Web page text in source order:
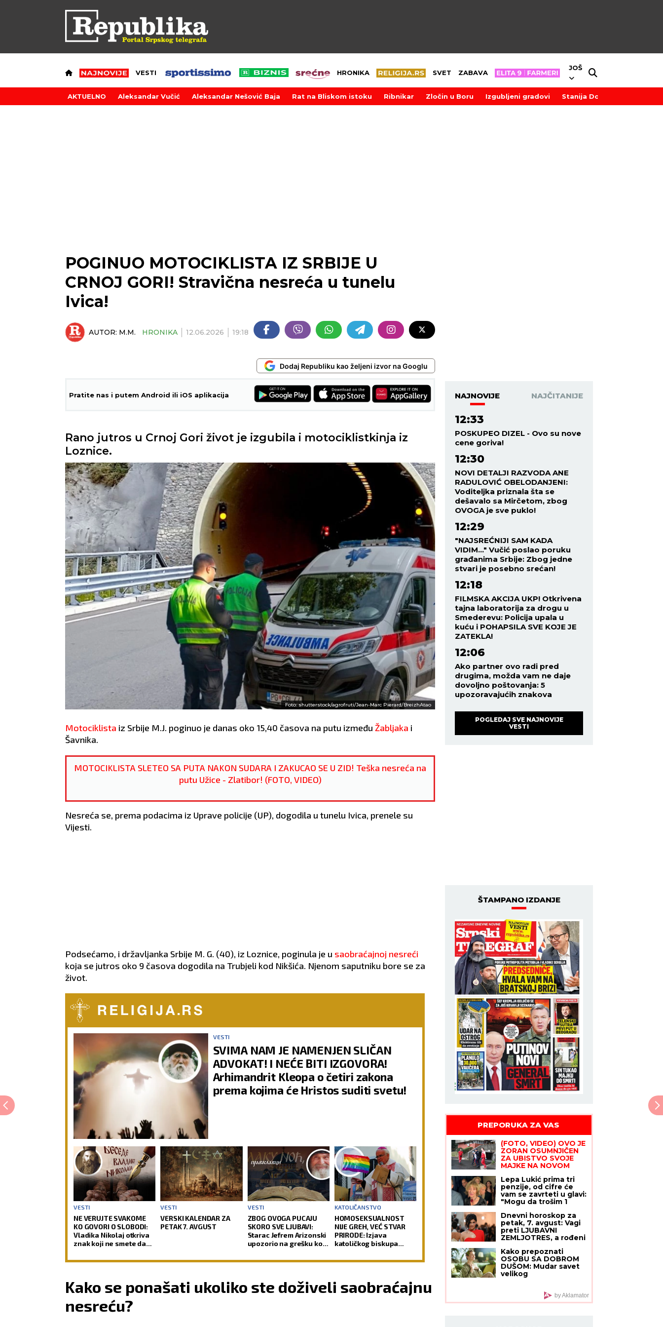
VESTI HRONIKA SVET ZABAVA
JOŠ
AKTUELNO Aleksandar Vučić Aleksandar Nešović Baja Rat na Bliskom istoku Ribnikar Zločin u Boru Izgubljeni gradovi Stanija Dobrojević
POGINUO MOTOCIKLISTA IZ SRBIJE U
CRNOJ GORI! Stravična nesreća u tunelu
Ivica!
AUTOR: M.M. HRONIKA 12.06.2026 19:18
Dodaj Republiku kao željeni izvor na Googlu
Pratite nas i putem Android ili iOS aplikacija
Rano jutros u Crnoj Gori život je izgubila i motociklistkinja iz
Loznice.
Foto: shutterstock/agrofruti/Jean-Marc Pierard/BreizhAtao
Motociklista iz Srbije M.J. poginuo je danas oko 15,40 časova na putu između Žabljaka i
Šavnika.
MOTOCIKLISTA SLETEO SA PUTA NAKON SUDARA I ZAKUCAO SE U ZID! Teška nesreća na
putu Užice - Zlatibor! (FOTO, VIDEO)
Nesreća se, prema podacima iz Uprave policije (UP), dogodila u tunelu Ivica, prenele su
Vijesti.
Podsećamo, i državljanka Srbije M. G. (40), iz Loznice, poginula je u saobraćajnoj nesreći
koja se jutros oko 9 časova dogodila na Trubjeli kod Nikšića. Njenom saputniku bore se za
život.
VESTI
SVIMA NAM JE NAMENJEN SLIČAN
ADVOKAT! I NEĆE BITI IZGOVORA!
Arhimandrit Kleopa o četiri zakona
prema kojima će Hristos suditi svetu!
VESTI
NE VERUJTE SVAKOME
KO GOVORI O SLOBODI:
Vladika Nikolaj otkriva
znak koji ne smete da
VESTI
VERSKI KALENDAR ZA
PETAK 7. AVGUST
VESTI
ZBOG OVOGA PUCAJU
SKORO SVE LJUBAVI:
Starac Jefrem Arizonski
upozorio na grešku koju
KATOLIČANSTVO
HOMOSEKSUALNOST
NIJE GREH, VEĆ STVAR
PRIRODE: Izjava
katoličkog biskupa
Kako se ponašati ukoliko ste doživeli saobraćajnu
nesreću?
NAJNOVIJE NAJČITANIJE
12:33
POSKUPEO DIZEL - Ovo su nove
cene goriva!
12:30
NOVI DETALJI RAZVODA ANE
RADULOVIĆ OBELODANJENI:
Voditeljka priznala šta se
dešavalo sa Mirčetom, zbog
OVOGA je sve puklo!
12:29
"NAJSREĆNIJI SAM KADA
VIDIM..." Vučić poslao poruku
građanima Srbije: Zbog jedne
stvari je posebno srećan!
12:18
FILMSKA AKCIJA UKP! Otkrivena
tajna laboratorija za drogu u
Smederevu: Policija upala u
kuću i POHAPSILA SVE KOJE JE
ZATEKLA!
12:06
Ako partner ovo radi pred
drugima, možda vam ne daje
dovoljno poštovanja: 5
upozoravajućih znakova
POGLEDAJ SVE NAJNOVIJE
VESTI
ŠTAMPANO IZDANJE
PREPORUKA ZA VAS
(FOTO, VIDEO) OVO JE
ZORAN OSUMNJIČEN
ZA UBISTVO SVOJE
MAJKE NA NOVOM
izvela bosog, KRVAVIH
nogu sa lisicama na
rukama, ušao u kola
Hitne pomoći
Lepa Lukić prima tri
penzije, od cifre će
vam se zavrteti u glavi:
"Mogu da trošim 1
Dnevni horoskop za
petak, 7. avgust: Vagi
preti LJUBAVNI
ZEMLJOTRES, a rođeni
rizikuju na poslu
Kako prepoznati
OSOBU SA DOBROM
DUŠOM: Mudar savet
velikog
by Aklamator